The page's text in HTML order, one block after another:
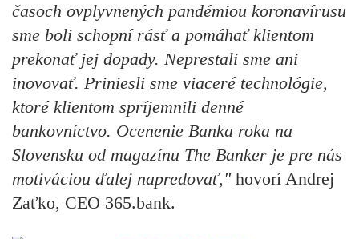
časoch ovplyvnených pandémiou koronavírusu
sme boli schopní rásť a pomáhať klientom
prekonať jej dopady. Neprestali sme ani
inovovať. Priniesli sme viaceré technológie,
ktoré klientom spríjemnili denné
bankovníctvo. Ocenenie Banka roka na
Slovensku od magazínu The Banker je pre nás
motiváciou ďalej napredovať," hovorí Andrej
Zaťko, CEO 365.bank.